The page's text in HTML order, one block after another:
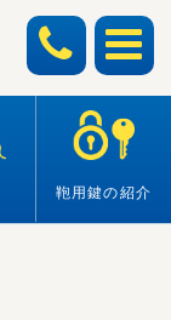
鞄用鍵の紹介